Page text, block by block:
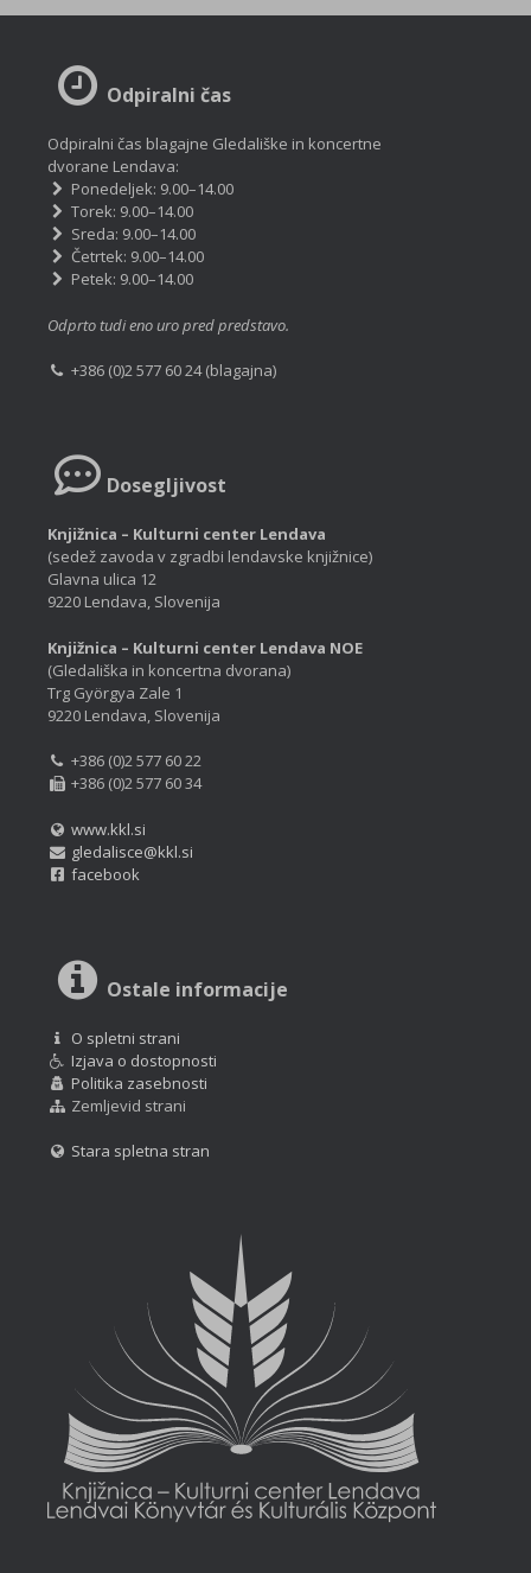
Odpiralni čas
Odpiralni čas blagajne Gledališke in koncertne
dvorane Lendava:
Ponedeljek: 9.00–14.00
Torek: 9.00–14.00
Sreda: 9.00–14.00
Četrtek: 9.00–14.00
Petek: 9.00–14.00
Odprto tudi eno uro pred predstavo.
+386 (0)2 577 60 24 (blagajna)
Dosegljivost
Knjižnica – Kulturni center Lendava
(sedež zavoda v zgradbi lendavske knjižnice)
Glavna ulica 12
9220 Lendava, Slovenija
Knjižnica – Kulturni center Lendava NOE
(Gledališka in koncertna dvorana)
Trg Györgya Zale 1
9220 Lendava, Slovenija
+386 (0)2 577 60 22
+386 (0)2 577 60 34
www.kkl.si
gledalisce@kkl.si
facebook
Ostale informacije
O spletni strani
Izjava o dostopnosti
Politika zasebnosti
Zemljevid strani
Stara spletna stran